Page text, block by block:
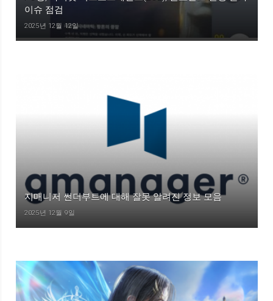
이슈 점검
2025년 12월 12일
지매니저 썬더부트에 대해 잘못 알려진 정보 모음
2025년 12월 9일